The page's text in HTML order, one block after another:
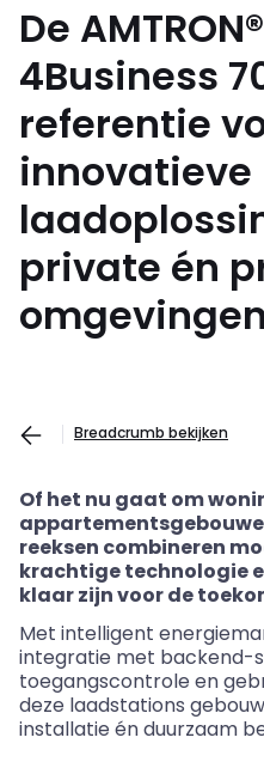
De
4Business
referentie
innovatieve
private én
Breadcrumb bekijken
Of het nu gaat om
reeksen combineren
krachtige technologie
klaar zijn voor de
Met intelligent
integratie met backend-
toegangscontrole en
deze laadstations
installatie én duurzaam